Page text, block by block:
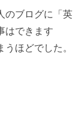
のブログに「英
はできます
ほどでした。